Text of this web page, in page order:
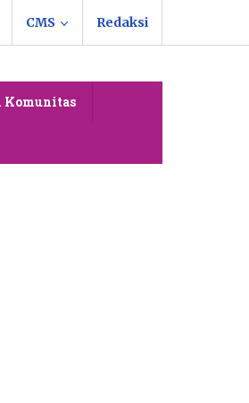
CMS Redaksi
Komunitas